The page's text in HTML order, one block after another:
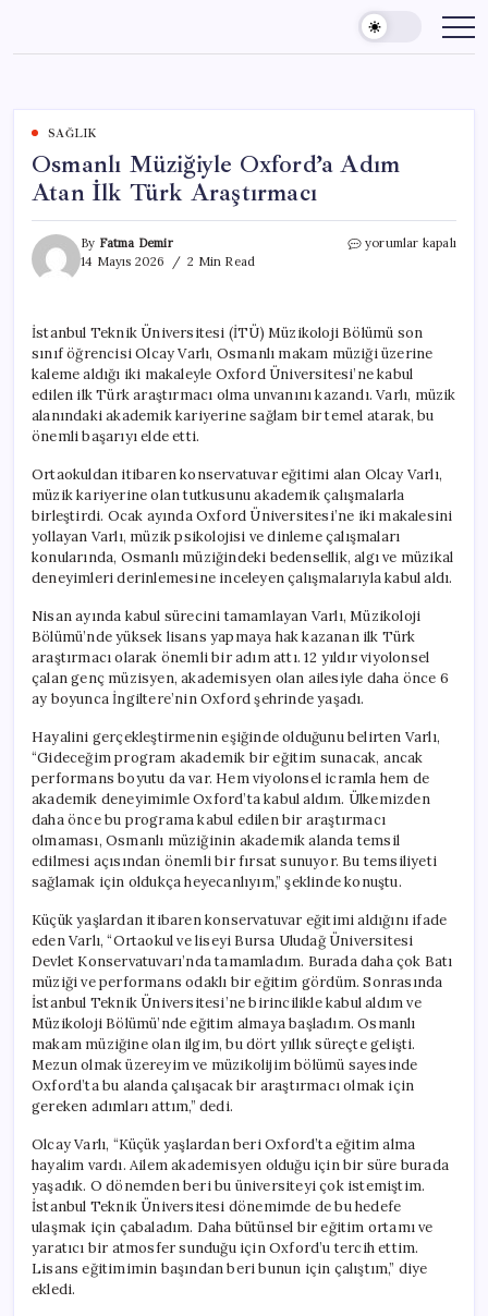
content
SAĞLIK
Osmanlı Müziğiyle Oxford’a Adım
Atan İlk Türk Araştırmacı
By Fatma Demir
14 Mayıs 2026
2 Min Read
Osmanlı
İlk
Türk
Araştırmacı
için
yorumlar kapalı
İstanbul Teknik Üniversitesi (İTÜ) Müzikoloji Bölümü son
sınıf öğrencisi Olcay Varlı, Osmanlı makam müziği üzerine
kaleme aldığı iki makaleyle Oxford Üniversitesi’ne kabul
edilen ilk Türk araştırmacı olma unvanını kazandı. Varlı, müzik
alanındaki akademik kariyerine sağlam bir temel atarak, bu
önemli başarıyı elde etti.
Ortaokuldan itibaren konservatuvar eğitimi alan Olcay Varlı,
müzik kariyerine olan tutkusunu akademik çalışmalarla
birleştirdi. Ocak ayında Oxford Üniversitesi’ne iki makalesini
yollayan Varlı, müzik psikolojisi ve dinleme çalışmaları
konularında, Osmanlı müziğindeki bedensellik, algı ve müzikal
deneyimleri derinlemesine inceleyen çalışmalarıyla kabul aldı.
Nisan ayında kabul sürecini tamamlayan Varlı, Müzikoloji
Bölümü’nde yüksek lisans yapmaya hak kazanan ilk Türk
araştırmacı olarak önemli bir adım attı. 12 yıldır viyolonsel
çalan genç müzisyen, akademisyen olan ailesiyle daha önce 6
ay boyunca İngiltere’nin Oxford şehrinde yaşadı.
Hayalini gerçekleştirmenin eşiğinde olduğunu belirten Varlı,
“Gideceğim program akademik bir eğitim sunacak, ancak
performans boyutu da var. Hem viyolonsel icramla hem de
akademik deneyimimle Oxford’ta kabul aldım. Ülkemizden
daha önce bu programa kabul edilen bir araştırmacı
olmaması, Osmanlı müziğinin akademik alanda temsil
edilmesi açısından önemli bir fırsat sunuyor. Bu temsiliyeti
sağlamak için oldukça heyecanlıyım,” şeklinde konuştu.
Küçük yaşlardan itibaren konservatuvar eğitimi aldığını ifade
eden Varlı, “Ortaokul ve liseyi Bursa Uludağ Üniversitesi
Devlet Konservatuvarı’nda tamamladım. Burada daha çok Batı
müziği ve performans odaklı bir eğitim gördüm. Sonrasında
İstanbul Teknik Üniversitesi’ne birincilikle kabul aldım ve
Müzikoloji Bölümü’nde eğitim almaya başladım. Osmanlı
makam müziğine olan ilgim, bu dört yıllık süreçte gelişti.
Mezun olmak üzereyim ve müzikolijim bölümü sayesinde
Oxford’ta bu alanda çalışacak bir araştırmacı olmak için
gereken adımları attım,” dedi.
Olcay Varlı, “Küçük yaşlardan beri Oxford’ta eğitim alma
hayalim vardı. Ailem akademisyen olduğu için bir süre burada
yaşadık. O dönemden beri bu üniversiteyi çok istemiştim.
İstanbul Teknik Üniversitesi dönemimde de bu hedefe
ulaşmak için çabaladım. Daha bütünsel bir eğitim ortamı ve
yaratıcı bir atmosfer sunduğu için Oxford’u tercih ettim.
Lisans eğitimimin başından beri bunun için çalıştım,” diye
ekledi.